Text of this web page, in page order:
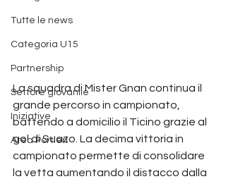
Tutte le news
Categoria U15
Partnership
Settore giovanile
Iniziative
Area Portieri
La squadra di Mister Gnan continua il
grande percorso in campionato,
battendo a domicilio il Ticino grazie al
gol di Suazo. La decima vittoria in
campionato permette di consolidare
la vetta aumentando il distacco dalla